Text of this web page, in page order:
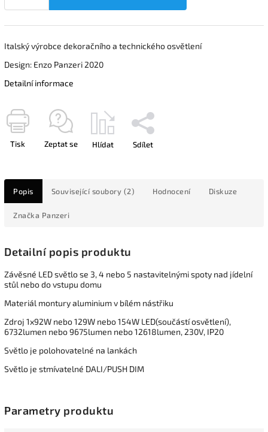
Italský výrobce dekoračního a technického osvětlení
Design: Enzo Panzeri 2020
Detailní informace
Tisk Zeptat se Hlídat Sdílet
Popis Související soubory (2) Hodnocení Diskuze
Značka Panzeri
Detailní popis produktu
Závěsné LED světlo se 3, 4 nebo 5 nastavitelnými spoty nad jídelní
stůl nebo do vstupu domu
Materiál montury aluminium v bílém nástřiku
Zdroj 1x92W nebo 129W nebo 154W LED(součástí osvětlení),
6732lumen nebo 9675lumen nebo 12618lumen, 230V, IP20
Světlo je polohovatelné na lankách
Světlo je stmívatelné DALI/PUSH DIM
Parametry produktu